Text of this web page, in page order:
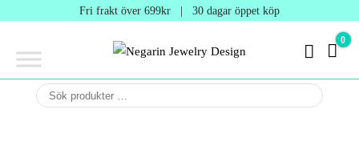
Design
Fri frakt över 699kr | 30 dagar öppet köp
NEGARIN
0 kr
0